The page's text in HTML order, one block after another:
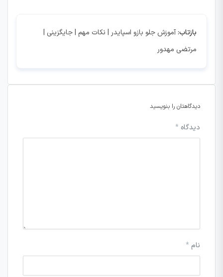
بازتاب:آموزش جلو بازو اسپایدر | نکات مهم | جایگزینی |
مرتضی مهدور
دیدگاهتان را بنویسید
دیدگاه *
نام *